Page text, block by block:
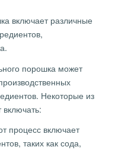
включает различные
порошка может
Некоторые из
включать:
процесс включает
таких как сода,